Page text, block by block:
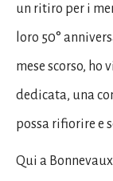
un ritiro per i
loro 50°
mese scorso, ho
dedicata, una
possa rifiorire e
Qui a